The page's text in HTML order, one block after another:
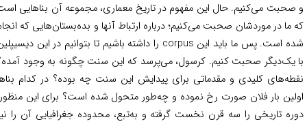
می‌کنیم. حال این مفهوم در تاریخ معماری، مجموعه آن بناهایی است
ما در موردشان صحبت می‌کنیم؛ درباره ارتباط آنها و بده‌بستان‌هایی که انجام
شده است. پس ما باید این corpus را داشته باشیم تا بتوانیم در این دیسیپلین
یک‌دیگر صحبت کنیم. کرسول، می‌پرسد که این سنت چگونه به وجود آمده؟
کلیدی و مقدماتی برای پیدایش این سنت چه بوده؟ در کدام بناها
بار فلان صورت رخ نموده و چه‌طور متحول شده است؟ برای این منظور،
تاریخی را سه قرن نخست گرفته و به‌تبع، محدوده جغرافیایی آن را نیز